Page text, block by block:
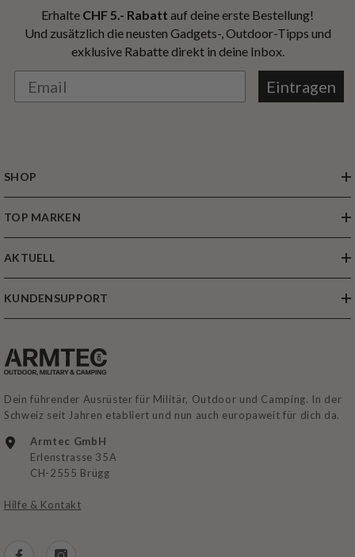
Erhalte CHF 5.- Rabatt auf deine erste Bestellung!
Und zusätzlich die neusten Gadgets-, Outdoor-Tipps und
exklusive Rabatte direkt in deine Inbox.
Eintragen
SHOP
TOP MARKEN
AKTUELL
KUNDENSUPPORT
Dein führender Ausrüster für Militär, Outdoor und Camping. In der
Schweiz seit Jahren etabliert und nun auch europaweit für dich da.
Armtec GmbH
Erlenstrasse 35A
CH-2555 Brügg
Hilfe & Kontakt